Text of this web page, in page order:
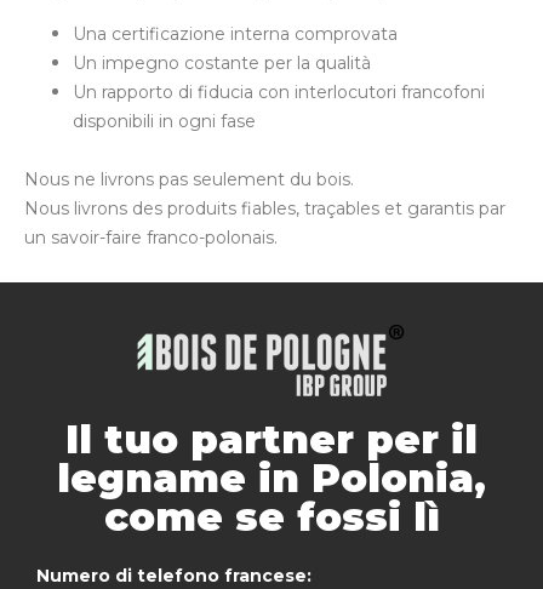
Una certificazione interna comprovata
Un impegno costante per la qualità
Un rapporto di fiducia con interlocutori francofoni
disponibili in ogni fase
Nous ne livrons pas seulement du bois.
Nous livrons des produits fiables, traçables et garantis par
un savoir-faire franco-polonais.
Il tuo partner per il
legname in Polonia,
come se fossi lì
Numero di telefono francese: